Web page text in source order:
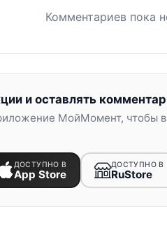
Комментариев пока
и оставлять
МойМомент, чтобы
ДОСТУПНО В
App Store
ДОСТУПНО В
RuStore